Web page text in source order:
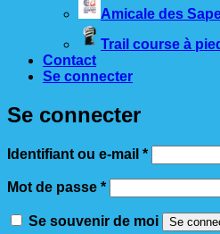
Amicale des
Trail course à
Contact
Se connecter
Se connecter
Identifiant ou e-mail *Obligatoire
Mot de passe *Obligatoire
Se souvenir de moi Se